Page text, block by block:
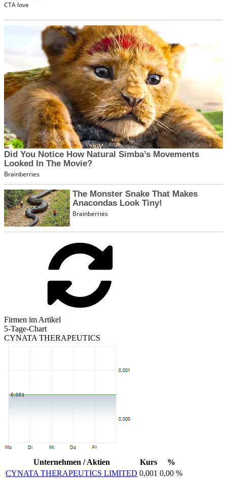
Firmen im Artikel
5-Tage-Chart
CYNATA THERAPEUTICS
Unternehmen / Aktien Kurs
%
CYNATA THERAPEUTICS LIMITED 0,001 0,00 %